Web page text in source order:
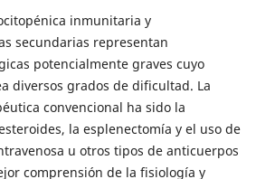
inmunitaria y
secundarias representan
potencialmente graves cuyo
diversos grados de dificultad. La
convencional ha sido la
la esplenectomía y el uso de
u otros tipos de anticuerpos
comprensión de la fisiología y